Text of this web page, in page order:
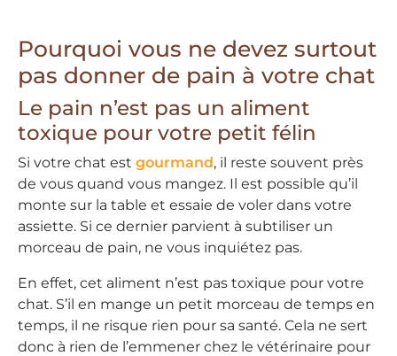
Pourquoi vous ne devez surtout
pas donner de pain à votre chat
Le pain n’est pas un aliment
toxique pour votre petit félin
Si votre chat est gourmand, il reste souvent près
de vous quand vous mangez. Il est possible qu’il
monte sur la table et essaie de voler dans votre
assiette. Si ce dernier parvient à subtiliser un
morceau de pain, ne vous inquiétez pas.
En effet, cet aliment n’est pas toxique pour votre
chat. S’il en mange un petit morceau de temps en
temps, il ne risque rien pour sa santé. Cela ne sert
donc à rien de l’emmener chez le vétérinaire pour